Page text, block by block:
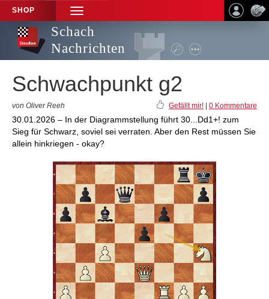
SHOP
TOGGLE
NAVIGATION
Schach
Nachrichten
Schwachpunkt g2
von Oliver Reeh Gefällt mir! 0 Kommentare
30.01.2026 – In der Diagrammstellung führt 30...Dd1+! zum
Sieg für Schwarz, soviel sei verraten. Aber den Rest müssen Sie
allein hinkriegen - okay?